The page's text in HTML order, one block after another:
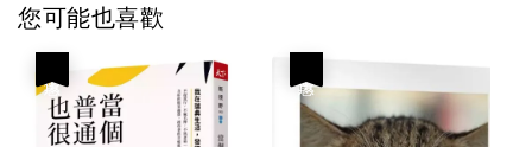
您可能也喜歡